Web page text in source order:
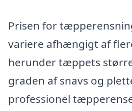
Prisen for
variere afhængigt af
herunder tæppets
graden af snavs og
professionel